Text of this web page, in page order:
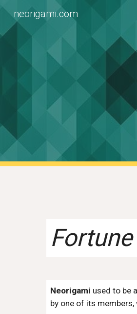
neorigami.com
Neorigami used to be
by one of its